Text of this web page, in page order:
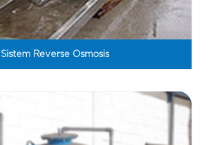
Sistem Reverse Osmosis